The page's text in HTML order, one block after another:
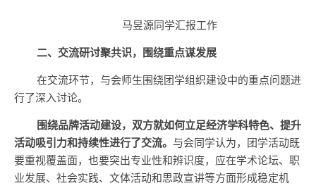
马昱源同学汇报工作
二、交流研讨聚共识，围绕重点谋发展
在交流环节，与会师生围绕团学组织建设中的重点问题进
行了深入讨论。
围绕品牌活动建设，双方就如何立足经济学科特色、提升
活动吸引力和持续性进行了交流。 与会同学认为，团学活动既
要重视覆盖面，也要突出专业性和辨识度，应在学术论坛、职
业发展、社会实践、文体活动和思政宣讲等方面形成稳定机